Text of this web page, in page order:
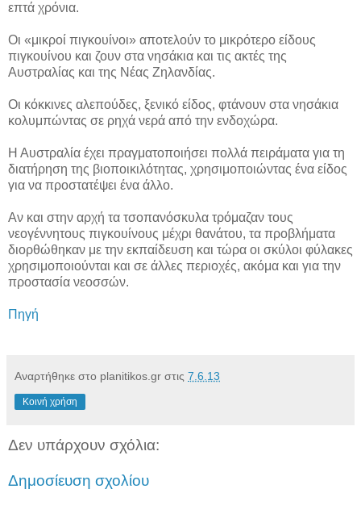
επτά χρόνια.
Οι «μικροί πιγκουίνοι» αποτελούν το μικρότερο είδους
πιγκουίνου και ζουν στα νησάκια και τις ακτές της
Αυστραλίας και της Νέας Ζηλανδίας.
Οι κόκκινες αλεπούδες, ξενικό είδος, φτάνουν στα νησάκια
κολυμπώντας σε ρηχά νερά από την ενδοχώρα.
Η Αυστραλία έχει πραγματοποιήσει πολλά πειράματα για τη
διατήρηση της βιοποικιλότητας, χρησιμοποιώντας ένα είδος
για να προστατέψει ένα άλλο.
Αν και στην αρχή τα τσοπανόσκυλα τρόμαζαν τους
νεογέννητους πιγκουίνους μέχρι θανάτου, τα προβλήματα
διορθώθηκαν με την εκπαίδευση και τώρα οι σκύλοι φύλακες
χρησιμοποιούνται και σε άλλες περιοχές, ακόμα και για την
προστασία νεοσσών.
Πηγή
Αναρτήθηκε στο planitikos.gr στις 7.6.13
Κοινή χρήση
Δεν υπάρχουν σχόλια:
Δημοσίευση σχολίου